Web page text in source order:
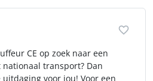
CE op zoek naar een
transport? Dan
voor jou! Voor een